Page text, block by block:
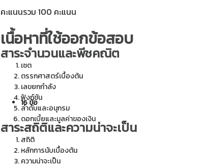
คะแนนรวม 100 คะแนน
เนื้อหาที่ใช้ออกข้อสอบ
สาระจำนวนและพีชคณิต
เซต
ตรรกศาสตร์เบื้องต้น
เลขยกกำลัง
ฟังก์ชัน
ลําดับและอนุกรม
ดอกเบี้ยและมูลค่าของเงิน
16 ข้อ
สาระสถิติและความน่าจะเป็น
สถิติ
หลักการนับเบื้องต้น
ความน่าจะเป็น